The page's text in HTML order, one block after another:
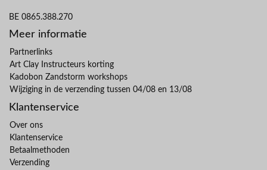
BE 0865.388.270
Meer informatie
Partnerlinks
Art Clay Instructeurs korting
Kadobon Zandstorm workshops
Wijziging in de verzending tussen 04/08 en 13/08
Klantenservice
Over ons
Klantenservice
Betaalmethoden
Verzending